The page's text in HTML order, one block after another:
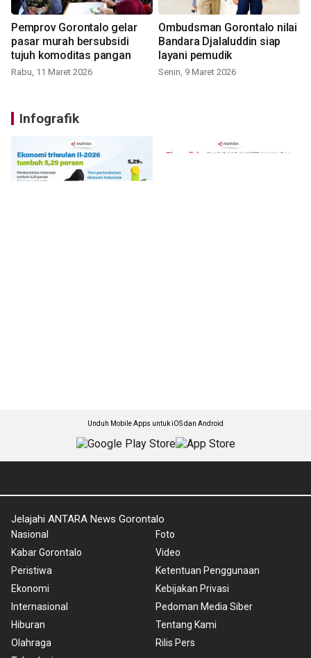
Pemprov Gorontalo gelar
pasar murah bersubsidi
tujuh komoditas pangan
Rabu, 11 Maret 2026
Ombudsman Gorontalo nilai
Bandara Djalaluddin siap
layani pemudik
Senin, 9 Maret 2026
Infografik
Unduh Mobile Apps untuk iOS dan Android
Jelajahi ANTARA News Gorontalo
Nasional
Kabar Gorontalo
Peristiwa
Ekonomi
Internasional
Hiburan
Olahraga
Foto
Video
Ketentuan Penggunaan
Kebijakan Privasi
Pedoman Media Siber
Tentang Kami
Rilis Pers